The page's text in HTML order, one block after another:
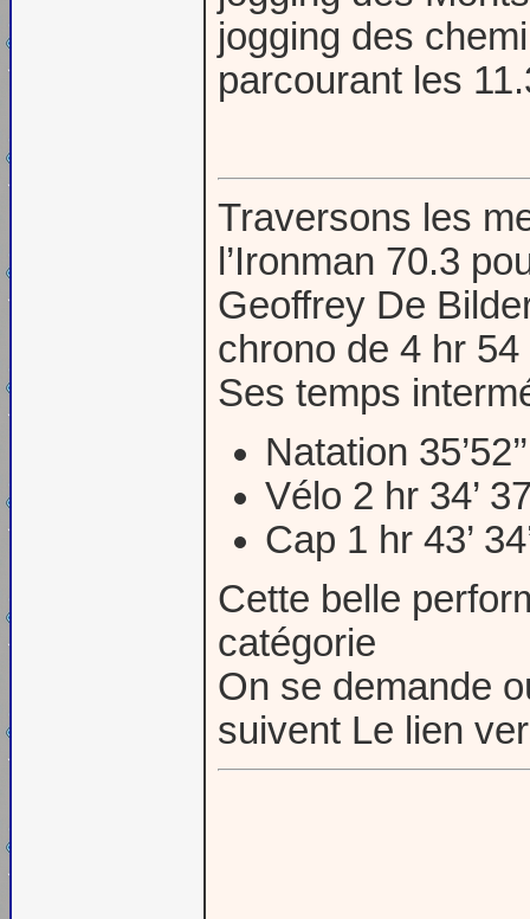
jogging des
parcourant les
Traversons les
l’Ironman 70.3
Geoffrey De
chrono de 4 hr
Ses temps
Natation 35’52’’
Vélo 2 hr 34’
Cap 1 hr 43’
Cette belle
catégorie
On se demande
suivent Le lien